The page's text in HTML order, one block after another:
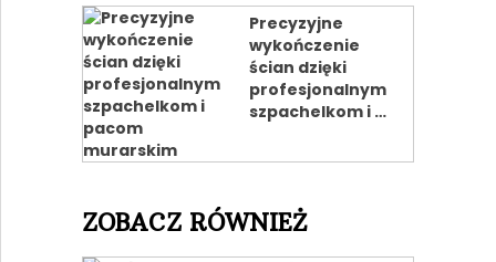
Precyzyjne
wykończenie
ścian dzięki
profesjonalnym
szpachelkom i …
ZOBACZ RÓWNIEŻ